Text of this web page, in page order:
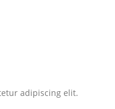
adipiscing elit.